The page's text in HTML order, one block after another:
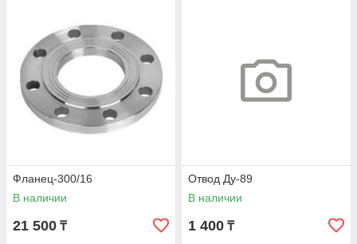
Фланец-300/16
В наличии
21 500 ₸
Отвод Ду-89
В наличии
1 400 ₸